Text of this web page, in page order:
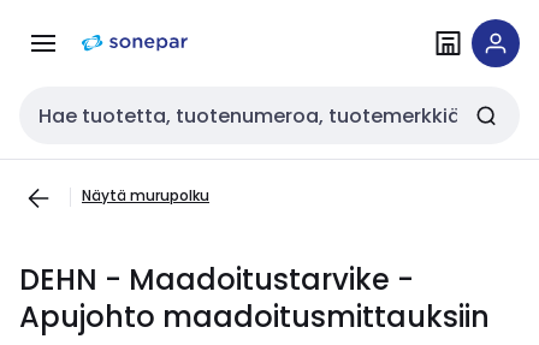
navigointiinsisältöön
Haku
Näytä murupolku
DEHN - Maadoitustarvike -
Apujohto maadoitusmittauksiin